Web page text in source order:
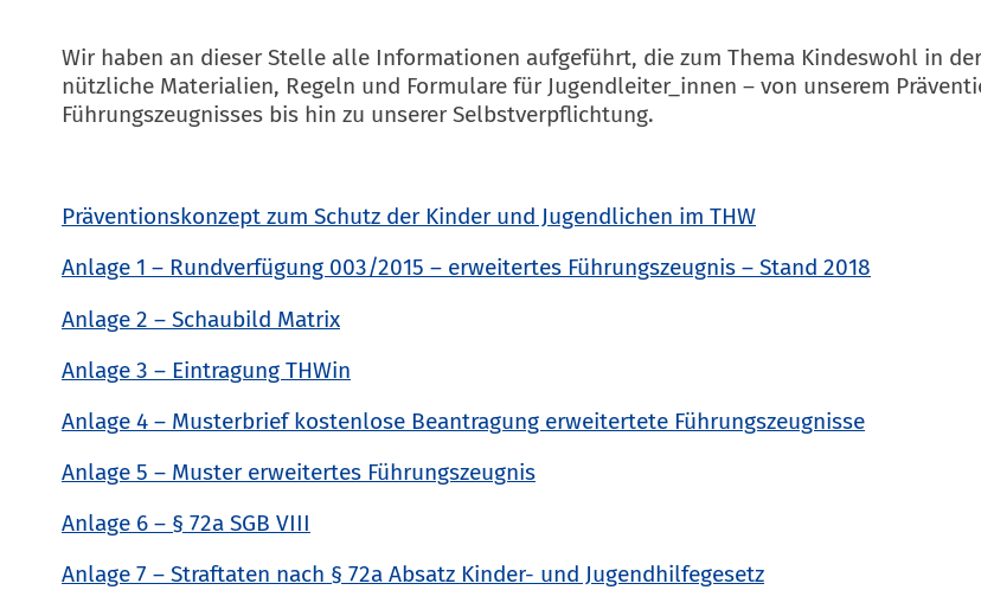
Wir haben an dieser Stelle alle Informationen aufgeführt, die zum Thema Kindeswohl in
nützliche Materialien, Regeln und Formulare für Jugendleiter_innen – von unserem
Führungszeugnisses bis hin zu unserer Selbstverpflichtung.
Präventionskonzept zum Schutz der Kinder und Jugendlichen im THW
Anlage 1 – Rundverfügung 003/2015 – erweitertes Führungszeugnis – Stand 2018
Anlage 2 – Schaubild Matrix
Anlage 3 – Eintragung THWin
Anlage 4 – Musterbrief kostenlose Beantragung erweitertete Führungszeugnisse
Anlage 5 – Muster erweitertes Führungszeugnis
Anlage 6 – § 72a SGB VIII
Anlage 7 – Straftaten nach § 72a Absatz Kinder- und Jugendhilfegesetz